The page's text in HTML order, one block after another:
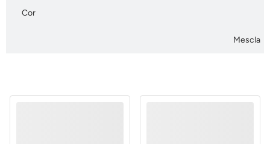
Cor
Mescla